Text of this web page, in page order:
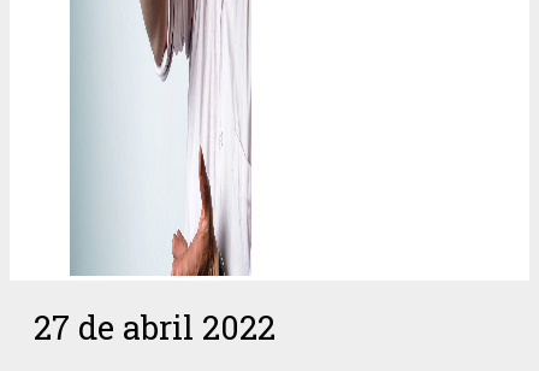
27 de abril 2022